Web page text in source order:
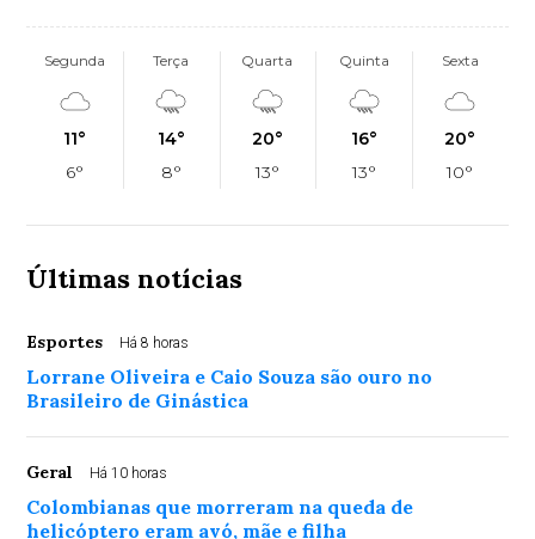
Segunda
11°
6°
Terça
14°
8°
Quarta
20°
13°
Quinta
16°
13°
Sexta
20°
10°
Últimas notícias
Esportes Há 8 horas
Lorrane Oliveira e Caio Souza são ouro no
Brasileiro de Ginástica
Geral Há 10 horas
Colombianas que morreram na queda de
helicóptero eram avó, mãe e filha